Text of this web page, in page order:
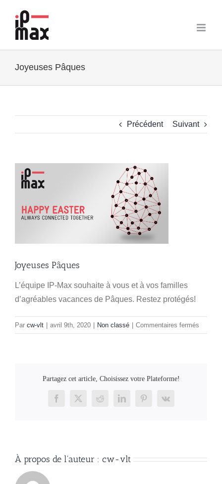
Joyeuses Pâques
Précédent Suivant
Voir
l'image
Joyeuses Pâques
L’équipe IP-Max souhaite à vous et à vos familles
d’agréables vacances de Pâques. Restez protégés!
Par cw-vlt avril 9th, 2020 Non classé Commentaires fermés
Partagez cet article, Choisissez votre Plateforme!
Facebook
X RedditLinkedInPinterest
Vk
À propos de l'auteur : cw-vlt